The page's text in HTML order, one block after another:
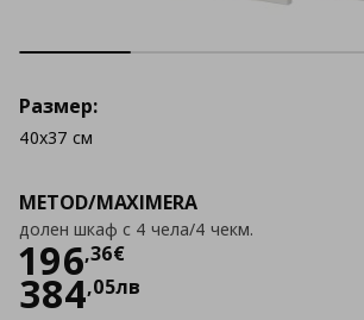
METOD/MAXIMERA
долен шкаф с 4 чела/4 чекм.
196,36€
Цена
384,05лв
Размер:
40x37 см